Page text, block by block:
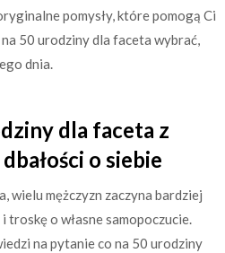
pomysły, które pomogą Ci
50 urodziny dla faceta wybrać,
dnia.
dla faceta z
o siebie
wielu mężczyzn zaczyna bardziej
o własne samopoczucie.
na pytanie co na 50 urodziny